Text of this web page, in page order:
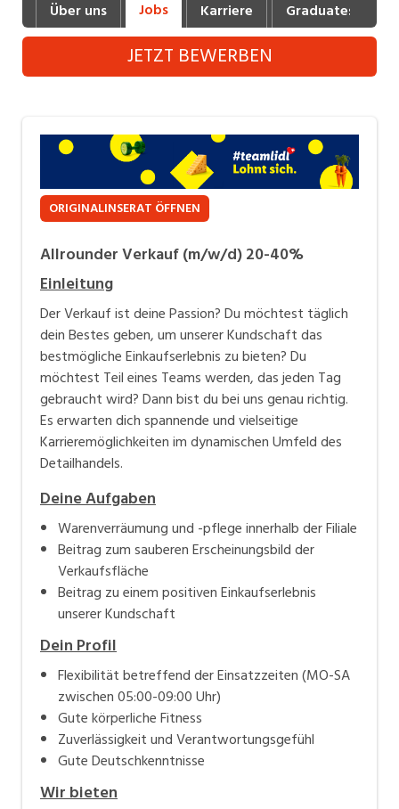
Industrie, Maschinenbau, Anlagenbau,
Produktion
Informatik, Telekommunikation
Körperpflege, Wellness
Marketing, Kommunikation, Medien, Druck
Mechanik, Elektronik, Optik, Textil (Fertigung)
Medizin, Gesundheitswesen, Pflege
Verkauf, Handel, Kundenberatung,
Aussendienst
Sicherheit, Rettung, Polizei, Zoll
Über uns Jobs Karriere Graduates
JETZT BEWERBEN
ORIGINALINSERAT ÖFFNEN
Allrounder Verkauf (m/w/d) 20-40%
Einleitung
Der Verkauf ist deine Passion? Du möchtest täglich
dein Bestes geben, um unserer Kundschaft das
bestmögliche Einkaufserlebnis zu bieten? Du
möchtest Teil eines Teams werden, das jeden Tag
gebraucht wird? Dann bist du bei uns genau richtig.
Es erwarten dich spannende und vielseitige
Karrieremöglichkeiten im dynamischen Umfeld des
Detailhandels.
Deine Aufgaben
Warenverräumung und -pflege innerhalb der Filiale
Beitrag zum sauberen Erscheinungsbild der
Verkaufsfläche
Beitrag zu einem positiven Einkaufserlebnis
unserer Kundschaft
Dein Profil
Flexibilität betreffend der Einsatzzeiten (MO-SA
zwischen 05:00-09:00 Uhr)
Gute körperliche Fitness
Zuverlässigkeit und Verantwortungsgefühl
Gute Deutschkenntnisse
Wir bieten